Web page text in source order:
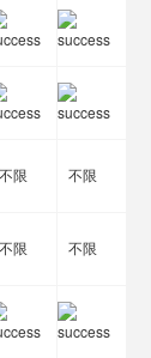
不限 不限
不限 不限